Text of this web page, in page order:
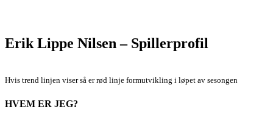
Erik Lippe Nilsen – Spillerprofil
Hvis trend linjen viser så er rød linje formutvikling i løpet av sesongen
HVEM ER JEG?